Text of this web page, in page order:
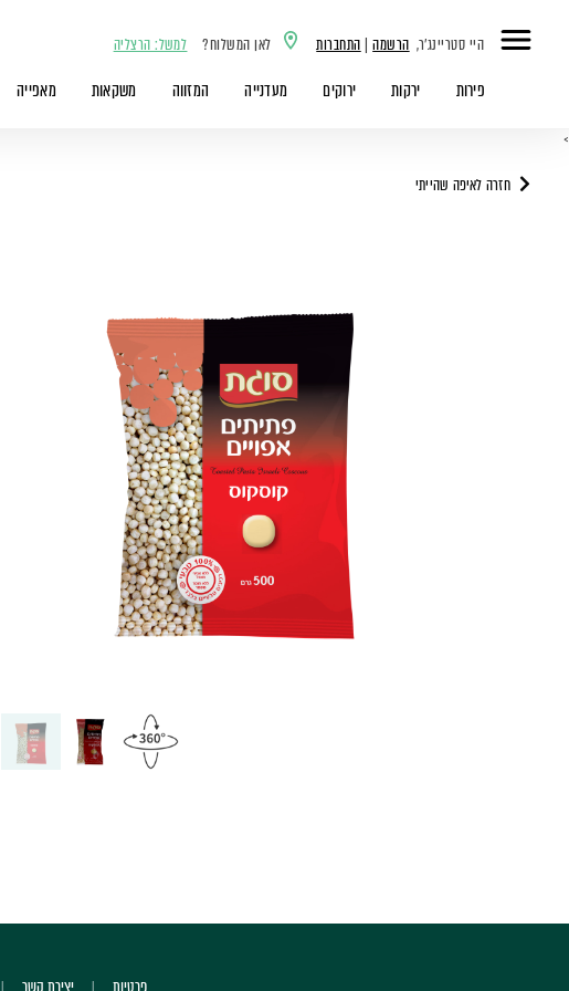
היי סטריינג'ר, הרשמה| התחברות לאן המשלוח? למשל: הרצליה
פירות ירקות ירוקים מעדנייה המזווה משקאות מאפייה
>
חזרה לאיפה שהייתי